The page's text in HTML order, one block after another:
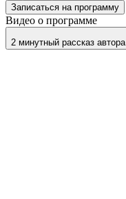
Записаться на программу
Видео о программе
2 минутный рассказ автора